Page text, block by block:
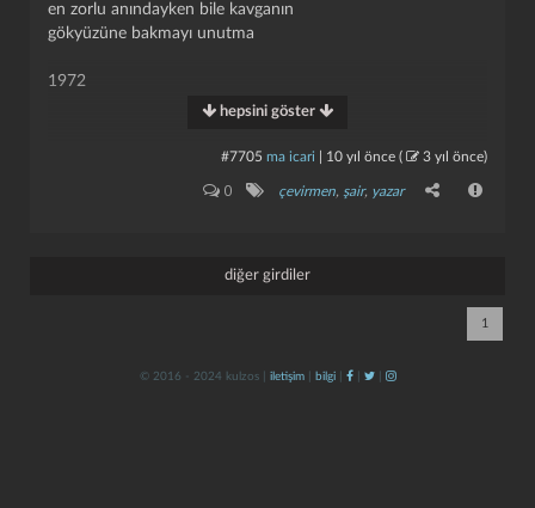
en zorlu anındayken bile kavganın
gökyüzüne bakmayı unutma
1972
durdum baktım arkandan sen giderken
insan neler duyar anladım o zaman
hepsini göster
#7705 ma icari 10 yıl önce ( 3 yıl önce)
0 çevirmen, şair, yazar
diğer girdiler
1
kapat kaydet
© 2016 - 2024 kulzos | iletişim| bilgi| | |